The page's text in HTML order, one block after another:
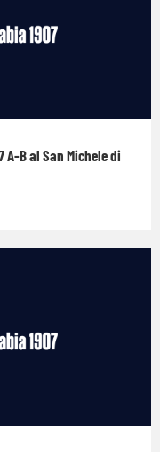
A-B al San Michele di